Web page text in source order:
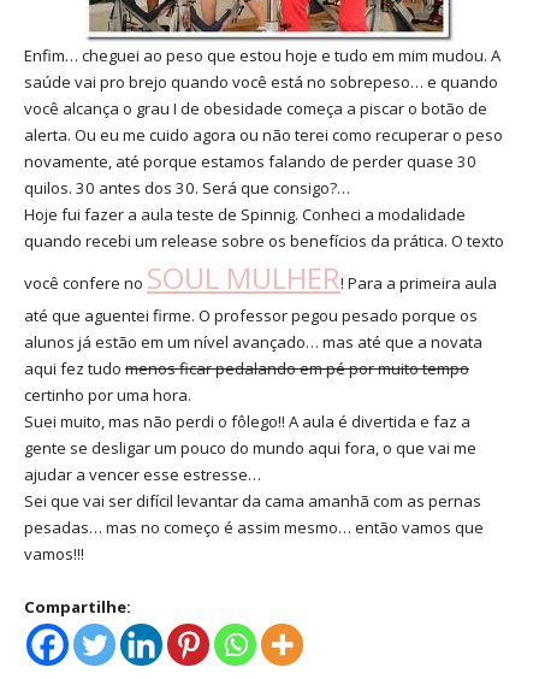
Enfim… cheguei ao peso que estou hoje e tudo em mim mudou. A
saúde vai pro brejo quando você está no sobrepeso… e quando
você alcança o grau I de obesidade começa a piscar o botão de
alerta. Ou eu me cuido agora ou não terei como recuperar o peso
novamente, até porque estamos falando de perder quase 30
quilos. 30 antes dos 30. Será que consigo?…
Hoje fui fazer a aula teste de Spinnig. Conheci a modalidade
quando recebi um release sobre os benefícios da prática. O texto
você confere no SOUL MULHER! Para a primeira aula
até que aguentei firme. O professor pegou pesado porque os
alunos já estão em um nível avançado… mas até que a novata
aqui fez tudo menos ficar pedalando em pé por muito tempo
certinho por uma hora.
Suei muito, mas não perdi o fôlego!! A aula é divertida e faz a
gente se desligar um pouco do mundo aqui fora, o que vai me
ajudar a vencer esse estresse…
Sei que vai ser difícil levantar da cama amanhã com as pernas
pesadas… mas no começo é assim mesmo… então vamos que
vamos!!!
Compartilhe: